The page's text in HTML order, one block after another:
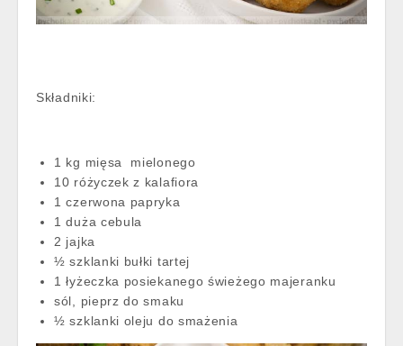
Składniki:
1 kg mięsa mielonego
10 różyczek z kalafiora
1 czerwona papryka
1 duża cebula
2 jajka
½ szklanki bułki tartej
1 łyżeczka posiekanego świeżego majeranku
sól, pieprz do smaku
½ szklanki oleju do smażenia